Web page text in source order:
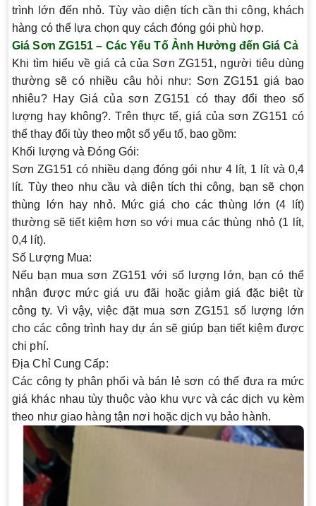
trình lớn đến nhỏ. Tùy vào diện tích cần thi công, khách
hàng có thể lựa chọn quy cách đóng gói phù hợp.
Giá Sơn ZG151 – Các Yếu Tố Ảnh Hưởng đến Giá Cả
Khi tìm hiểu về giá cả của Sơn ZG151, người tiêu dùng
thường sẽ có nhiều câu hỏi như: Sơn ZG151 giá bao
nhiêu?HayGiá của sơn ZG151 có thay đổi theo số
lượng hay không?. Trên thực tế, giá của sơn ZG151 có
thể thay đổi tùy theo một số yếu tố, bao gồm:
Khối lượng và Đóng Gói:
Sơn ZG151 có nhiều dạng đóng gói như 4 lít, 1 lít và 0,4
lít. Tùy theo nhu cầu và diện tích thi công, bạn sẽ chọn
thùng lớn hay nhỏ. Mức giá cho các thùng lớn (4 lít)
thường sẽ tiết kiệm hơn so với mua các thùng nhỏ (1 lít,
0,4 lít).
Số Lượng Mua:
Nếu bạn mua sơn ZG151 với số lượng lớn, bạn có thể
nhận được mức giá ưu đãi hoặc giảm giá đặc biệt từ
công ty. Vì vậy, việc đặt mua sơn ZG151 số lượng lớn
cho các công trình hay dự án sẽ giúp bạn tiết kiệm được
chi phí.
Địa Chỉ Cung Cấp:
Các công ty phân phối và bán lẻ sơn có thể đưa ra mức
giá khác nhau tùy thuộc vào khu vực và các dịch vụ kèm
theo như giao hàng tận nơi hoặc dịch vụ bảo hành.